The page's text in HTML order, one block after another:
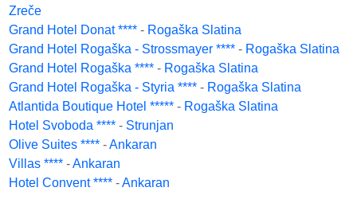
Zreče
Grand Hotel Donat **** - Rogaška Slatina
Grand Hotel Rogaška - Strossmayer **** - Rogaška Slatina
Grand Hotel Rogaška **** - Rogaška Slatina
Grand Hotel Rogaška - Styria **** - Rogaška Slatina
Atlantida Boutique Hotel ***** - Rogaška Slatina
Hotel Svoboda **** - Strunjan
Olive Suites **** -Ankaran
Villas **** -Ankaran
Hotel Convent **** -Ankaran